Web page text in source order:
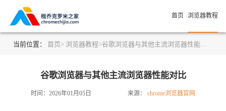
首页 浏览器教程
当前位置： 首页> 浏览器教程>谷歌浏览器与其他主流浏览器性能对比
谷歌浏览器与其他主流浏览器性能对比
时间：2026年01月05日 来源： chrome浏览器官网